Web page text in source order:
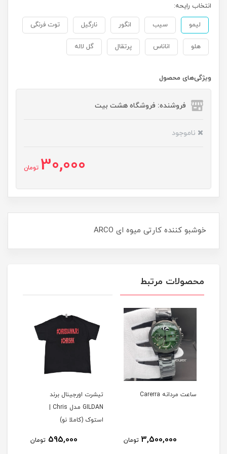
انتخاب رایحه:
لیمو سیب انگور نارگیل توت فرنگی
هلو اناناس پرتقال گل لاله
ویژگی‌های محصول
فروشنده: فروشگاه هشت بیت
ناموجود
30,000 تومان
خوشبو کننده کارتی میوه ای ARCO
محصولات مرتبط
ساعت مردانه Carerra
3,500,000 تومان
تیشرت اورجینال برند
استوک (کاملا نو)
595,000 تومان